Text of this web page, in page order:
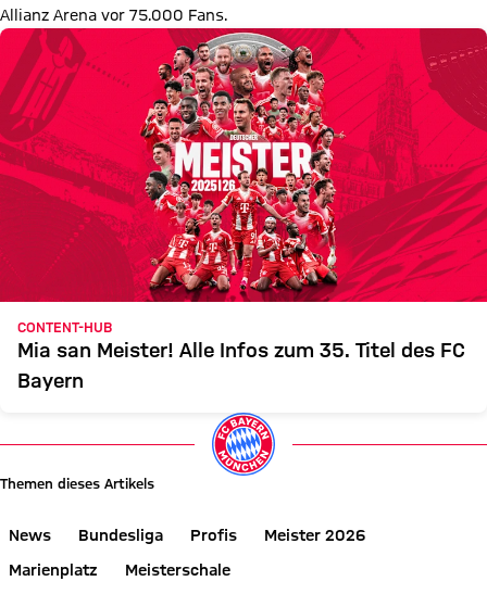
Allianz Arena vor 75.000 Fans.
CONTENT-HUB
Mia san Meister! Alle Infos zum 35. Titel des FC
Bayern
Themen dieses Artikels
News Bundesliga Profis
Meister 2026
Marienplatz
Meisterschale